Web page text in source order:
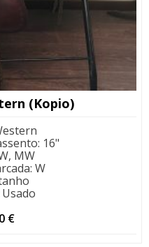
(Kopio)
: 16"
MW
: W
Usado
€